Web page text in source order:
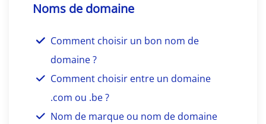
Noms de domaine
Comment choisir un bon nom de
domaine ?
Comment choisir entre un domaine
.com ou .be ?
Nom de marque ou nom de domaine